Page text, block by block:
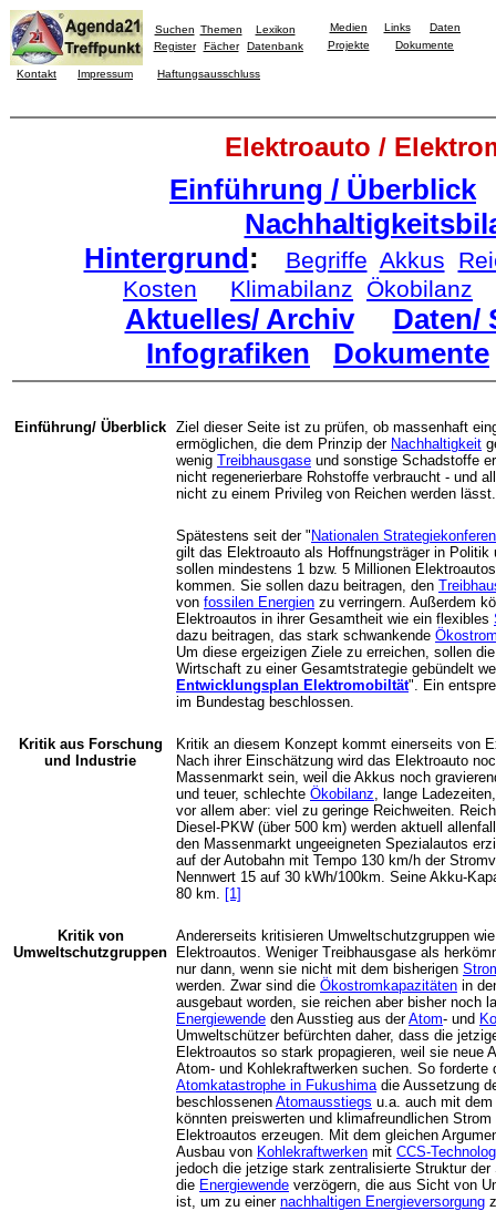
Suchen Themen
Lexikon
Register
Fächer Datenbank
Medien Links
Daten
Projekte
Dokumente
Kontakt Impressum Haftungsausschluss
Elektroauto /
Einführung / Überblick
Hintergrund: Begriffe Akkus
Kosten
Klimabilanz Ökobilanz
Aktuelles/ Archiv
Daten/
Infografiken
Dokumente
Einführung/ Überblick Ziel dieser Seite ist zu prüfen, ob massenhaft
ermöglichen, die dem Prinzip der Nachhaltigkeit
wenig Treibhausgase und sonstige Schadstoffe
nicht regenerierbare Rohstoffe verbraucht - und
nicht zu einem Privileg von Reichen werden lässt.
Spätestens seit der " Nationalen
gilt das Elektroauto als Hoffnungsträger in
sollen mindestens 1 bzw. 5 Millionen
kommen. Sie sollen dazu beitragen, den
von fossilen Energien zu verringern. Außerdem
Elektroautos in ihrer Gesamtheit wie ein flexibles
dazu beitragen, das stark schwankende
Um diese ergeizigen Ziele zu erreichen, sollen
Wirtschaft zu einer Gesamtstrategie gebündelt
Entwicklungsplan Elektromobiltät". Ein
im Bundestag beschlossen.
Kritik aus Forschung
und Industrie
Kritik an diesem Konzept kommt einerseits von
Nach ihrer Einschätzung wird das Elektroauto
Massenmarkt sein, weil die Akkus noch
und teuer, schlechte Ökobilanz, lange
vor allem aber: viel zu geringe Reichweiten.
Diesel-PKW (über 500 km) werden aktuell
den Massenmarkt ungeeigneten Spezialautos
auf der Autobahn mit Tempo 130 km/h der
Nennwert 15 auf 30 kWh/100km. Seine Akku-
80 km. [1]
Kritik von
Umweltschutzgruppen
Andererseits kritisieren Umweltschutzgruppen
Elektroautos. Weniger Treibhausgase als
nur dann, wenn sie nicht mit dem bisherigen
werden. Zwar sind die Ökostromkapazitäten in
ausgebaut worden, sie reichen aber bisher noch
Energiewende den Ausstieg aus derAtom- und
Umweltschützer befürchten daher, dass die
Elektroautos so stark propagieren, weil sie neue
Atom- und Kohlekraftwerken suchen. So forderte
Atomkatastrophe in Fukushimadie Aussetzung
beschlossenen Atomausstiegs u.a. auch mit
könnten preiswerten und klimafreundlichen
Elektroautos erzeugen. Mit dem gleichen
Ausbau von Kohlekraftwerken mit CCS-
jedoch die jetzige stark zentralisierte Struktur
die Energiewende verzögern, die aus Sicht von
ist, um zu einer nachhaltigen Energieversorgung